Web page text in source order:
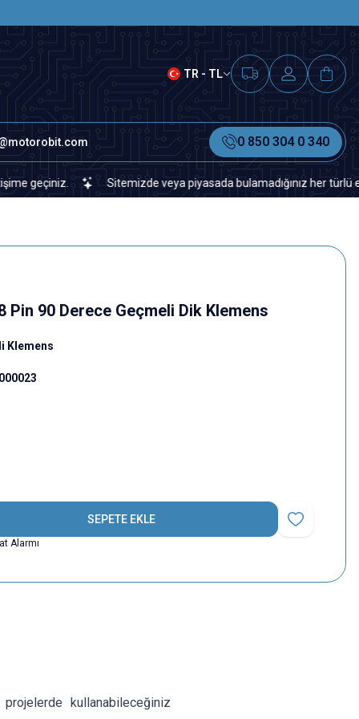
TR - TL
0 850 304 0 340
Sitemizde veya piyasada bulamadığınız her türlü
Pin 90 Derece Geçmeli Dik Klemens
Klemens
SEPETE EKLE
Favoriye Ekle
Alarmı
kullanabileceğiniz